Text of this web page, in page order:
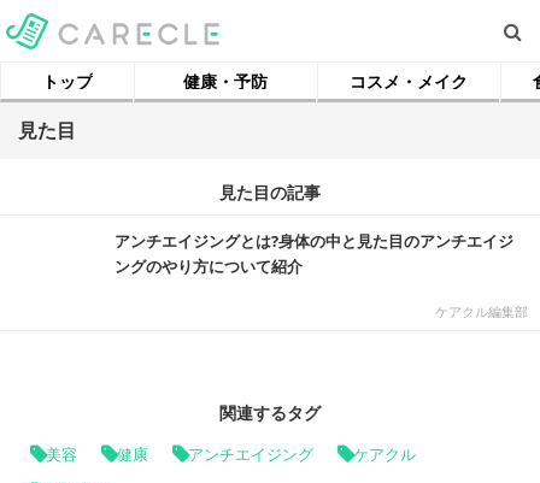
トップ 健康・予防 コスメ・メイク
見た目
見た目の記事
アンチエイジングとは?身体の中と見た目のアンチエイジ
ングのやり方について紹介
ケアクル編集部
関連するタグ
美容 健康 アンチエイジング ケアクル